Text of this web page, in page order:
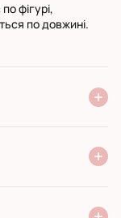
фігурі,
по довжині.